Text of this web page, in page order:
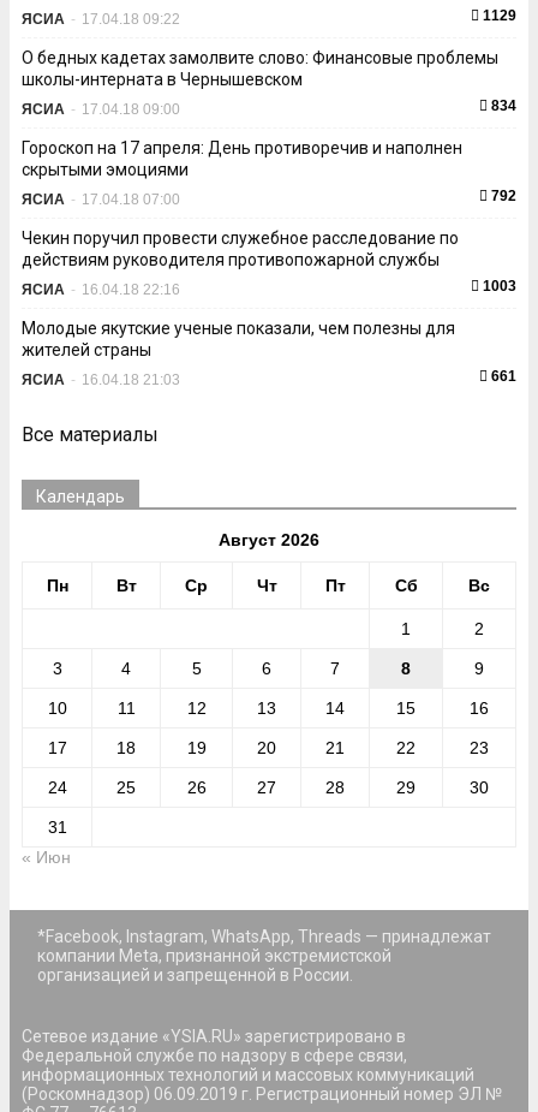
ЯСИА - 17.04.18 09:22 1129
О бедных кадетах замолвите слово: Финансовые проблемы
школы-интерната в Чернышевском
ЯСИА - 17.04.18 09:00 834
Гороскоп на 17 апреля: День противоречив и наполнен
скрытыми эмоциями
ЯСИА - 17.04.18 07:00 792
Чекин поручил провести служебное расследование по
действиям руководителя противопожарной службы
ЯСИА - 16.04.18 22:16 1003
Молодые якутские ученые показали, чем полезны для
жителей страны
ЯСИА - 16.04.18 21:03 661
Все материалы
Календарь
Август 2026
Пн Вт Ср Чт Пт Сб Вс
1 2
3 4 5 6 7 8 9
10 11 12 13 14 15 16
17 18 19 20 21 22 23
24 25 26 27 28 29 30
31
« Июн
*Facebook, Instagram, WhatsApp, Threads — принадлежат
компании Meta, признанной экстремистской
организацией и запрещенной в России.
Сетевое издание «YSIA.RU» зарегистрировано в
Федеральной службе по надзору в сфере связи,
информационных технологий и массовых коммуникаций
(Роскомнадзор) 06.09.2019 г. Регистрационный номер ЭЛ №